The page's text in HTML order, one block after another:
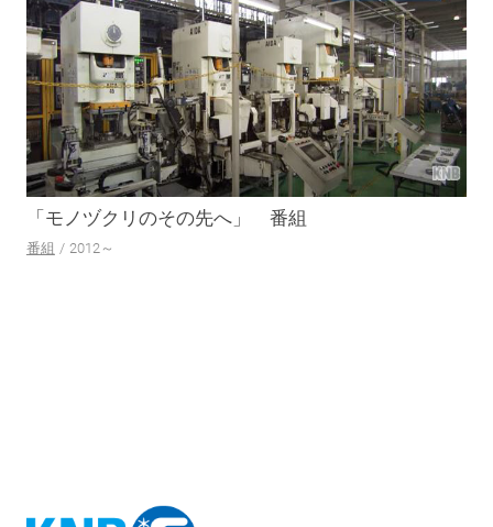
「モノヅクリのその先へ」 番組
番組 2012～